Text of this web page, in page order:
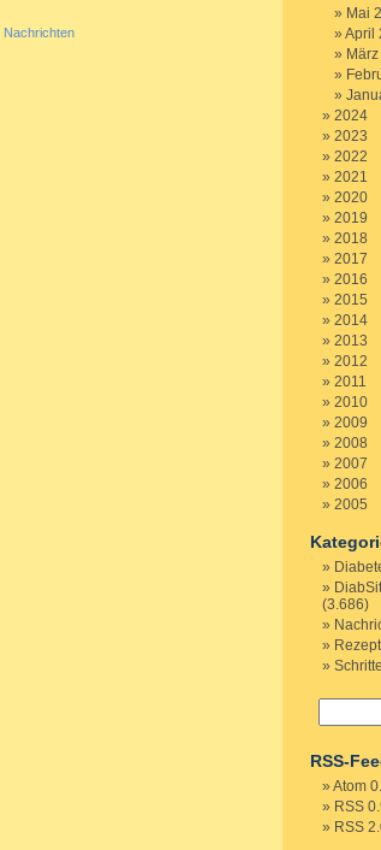
Nachrichten
Mai
April
2024
2023
2022
2021
2020
2019
2018
2017
2016
2015
2014
2013
2012
2011
2010
2009
2008
2007
2006
2005
(3.686)
RSS-
Atom
RSS
RSS